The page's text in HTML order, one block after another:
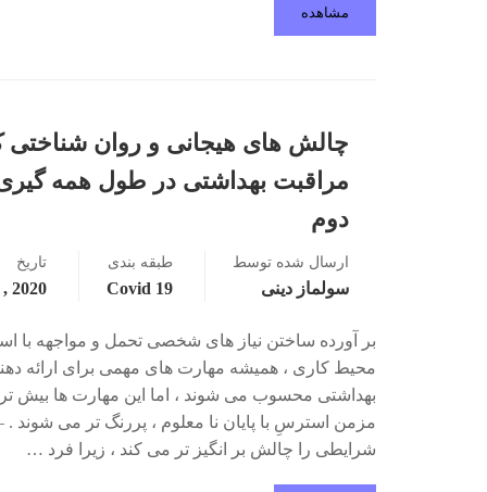
مشاهده
چالش های هیجانی و روان شناختی
دوم
ارسال شده توسط
سولماز دینی
طبقه بندی
Covid 19
تاریخ
2020 , June 5
بر آورده ساختن نیاز های شخصی تحمل و مواجهه با
محیط کاری ، همیشه مهارت های مهمی برای ارائه
بهداشتی محسوب می شوند ، اما این مهارت­ ها بیش
مزمن استرسِ با پایان نا معلوم ، پررنگ تر می­ شوند
شرایطی را چالش بر انگیز تر می کند ، زیرا فرد …